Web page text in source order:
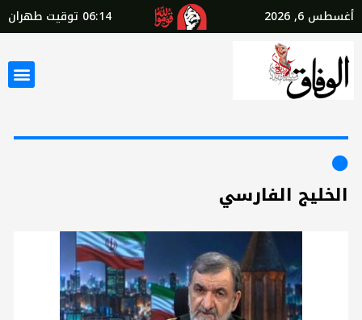
أغسطس 6, 2026 06:14 توقيت طهران
الخليج الفارسي